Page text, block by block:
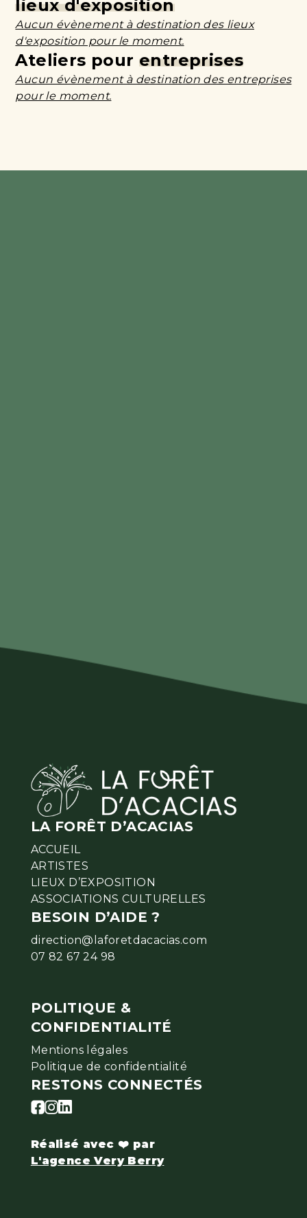
lieux d'exposition
Aucun évènement à destination des lieux
d'exposition pour le moment.
Ateliers pour entreprises
Aucun évènement à destination des entreprises
pour le moment.
LA FORÊT D’ACACIAS
ACCUEIL
ARTISTES
LIEUX D’EXPOSITION
ASSOCIATIONS CULTURELLES
BESOIN D’AIDE ?
direction@laforetdacacias.com
07 82 67 24 98
POLITIQUE &
CONFIDENTIALITÉ
Mentions légales
Politique de confidentialité
RESTONS CONNECTÉS
Réalisé avec ❤️ par
L'agence Very Berry